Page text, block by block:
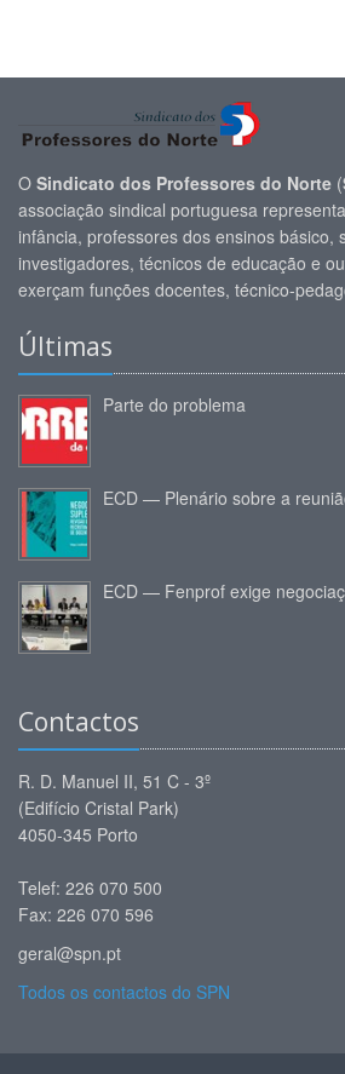
O Sindicato dos Professores do Norte (
associação sindical portuguesa
infância, professores dos ensinos básico,
investigadores, técnicos de educação e
exerçam funções docentes, técnico-
Últimas
Parte do problema
ECD — Plenário sobre a
ECD — Fenprof exige
Contactos
R. D. Manuel II, 51 C - 3º
(Edifício Cristal Park)
4050-345 Porto
Telef: 226 070 500
Fax: 226 070 596
geral@spn.pt
Todos os contactos do SPN